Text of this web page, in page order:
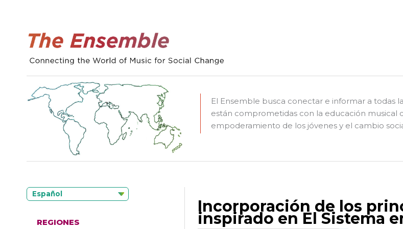
El Ensemble busca conectar e informar a todas
están comprometidas con la educación musical
empoderamiento de los jóvenes y el cambio
Español
REGIONES
Incorporación de los
inspirado en El Sistema